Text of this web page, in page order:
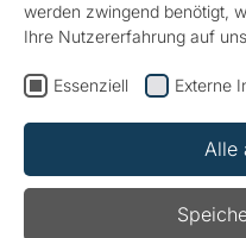
Start
Produkte &
Energie-
werden zwingend benötigt,
Ihre Nutzererfahrung auf
Essenziell Externe
Alle